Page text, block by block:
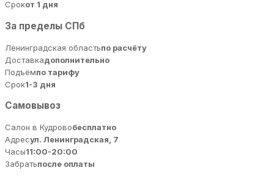
Срокот 1 дня
За пределы СПб
Ленинградская областьпо расчёту
Доставкадополнительно
Подъёмпо тарифу
Срок1-3 дня
Самовывоз
Салон в Кудровобесплатно
Адресул. Ленинградская, 7
Часы11:00-20:00
Забратьпосле оплаты